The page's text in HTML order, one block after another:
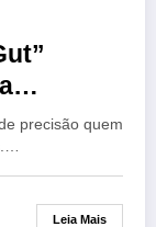
precisão quem
Leia Mais